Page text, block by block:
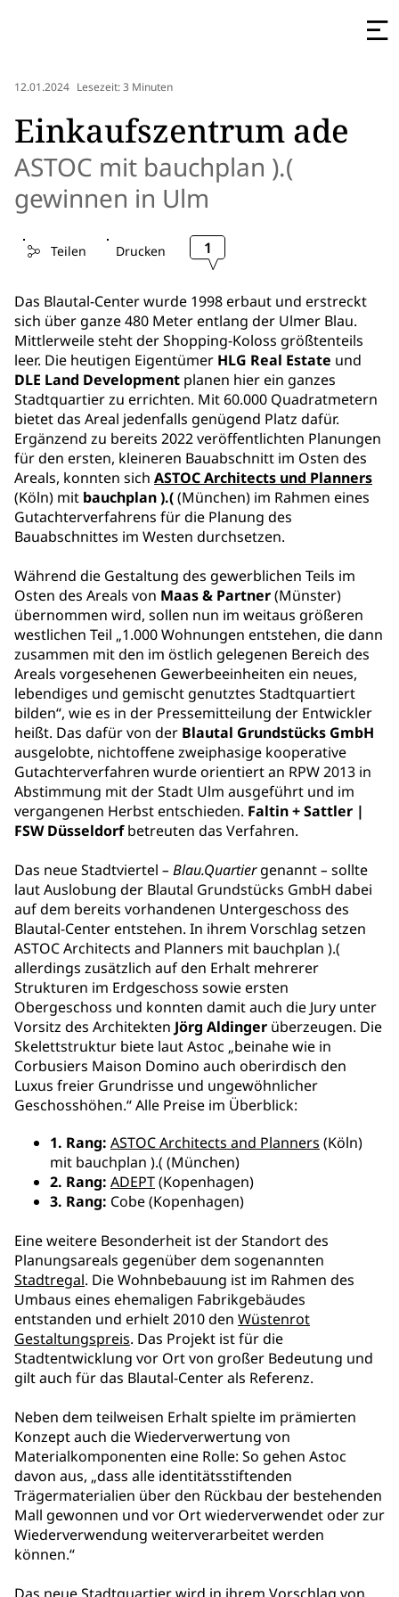
12.01.2024 Lesezeit: 3 Minuten
Einkaufszentrum ade
ASTOC mit bauchplan ).(
gewinnen in Ulm
Teilen Drucken 1
Das Blautal-Center wurde 1998 erbaut und erstreckt
sich über ganze 480 Meter entlang der Ulmer Blau.
Mittlerweile steht der Shopping-Koloss größtenteils
leer. Die heutigen Eigentümer HLG Real Estate und
DLE Land Development planen hier ein ganzes
Stadtquartier zu errichten. Mit 60.000 Quadratmetern
bietet das Areal jedenfalls genügend Platz dafür.
Ergänzend zu bereits 2022 veröffentlichten Planungen
für den ersten, kleineren Bauabschnitt im Osten des
Areals, konnten sich ASTOC Architects und Planners
(Köln) mit bauchplan ).((München) im Rahmen eines
Gutachterverfahrens für die Planung des
Bauabschnittes im Westen durchsetzen.
Während die Gestaltung des gewerblichen Teils im
Osten des Areals von Maas & Partner(Münster)
übernommen wird, sollen nun im weitaus größeren
westlichen Teil „1.000 Wohnungen entstehen, die dann
zusammen mit den im östlich gelegenen Bereich des
Areals vorgesehenen Gewerbeeinheiten ein neues,
lebendiges und gemischt genutztes Stadtquartiert
bilden“, wie es in der Pressemitteilung der Entwickler
heißt. Das dafür von der Blautal Grundstücks GmbH
ausgelobte, nichtoffene zweiphasige kooperative
Gutachterverfahren wurde orientiert an RPW 2013 in
Abstimmung mit der Stadt Ulm ausgeführt und im
vergangenen Herbst entschieden. Faltin + Sattler |
FSW Düsseldorfbetreuten das Verfahren.
Das neue Stadtviertel – Blau.Quartiergenannt– sollte
laut Auslobung der Blautal Grundstücks GmbH dabei
auf dem bereits vorhandenen Untergeschoss des
Blautal-Center entstehen. In ihrem Vorschlag setzen
ASTOC Architects and Planners mit bauchplan ).(
allerdings zusätzlich auf den Erhalt mehrerer
Strukturen im Erdgeschoss sowie ersten
Obergeschoss und konnten damit auch die Jury unter
Vorsitz des Architekten Jörg Aldinger überzeugen. Die
Skelettstruktur biete laut Astoc „beinahe wie in
Corbusiers Maison Domino auch oberirdisch den
Luxus freier Grundrisse und ungewöhnlicher
Geschosshöhen.“ Alle Preise im Überblick:
1. Rang: ASTOC Architects and Planners (Köln)
mit bauchplan ).( (München)
2. Rang: ADEPT(Kopenhagen)
3. Rang: Cobe (Kopenhagen)
Eine weitere Besonderheit ist der Standort des
Planungsareals gegenüber dem sogenannten
Stadtregal. Die Wohnbebauung ist im Rahmen des
Umbaus eines ehemaligen Fabrikgebäudes
entstanden und erhielt 2010 den Wüstenrot
Gestaltungspreis. Das Projekt ist für die
Stadtentwicklung vor Ort von großer Bedeutung und
gilt auch für das Blautal-Center als Referenz.
Neben dem teilweisen Erhalt spielte im prämierten
Konzept auch die Wiederverwertung von
Materialkomponenten eine Rolle: So gehen Astoc
davon aus, „dass alle identitätsstiftenden
Trägermaterialien über den Rückbau der bestehenden
Mall gewonnen und vor Ort wiederverwendet oder zur
Wiederverwendung weiterverarbeitet werden
können.“